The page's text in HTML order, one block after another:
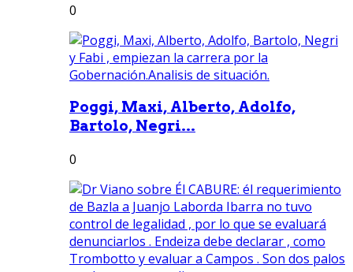
0
Poggi, Maxi, Alberto, Adolfo,
Bartolo, Negri...
0